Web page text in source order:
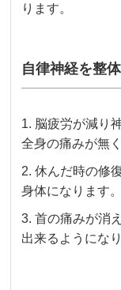
ります。
自律神経を整
1. 脳疲労が減り
全身の痛みが無
2. 休んだ時の修
身体になります。
3.首の痛みが消
出来るようになり